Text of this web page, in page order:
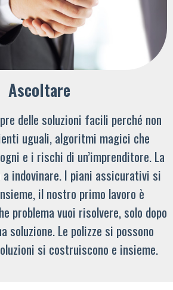
Ascoltare
delle soluzioni facili perché non
uguali, algoritmi magici che
e i rischi di un’imprenditore. La
indovinare. I piani assicurativi si
il nostro primo lavoro è
problema vuoi risolvere, solo dopo
soluzione. Le polizze si possono
si costruiscono e insieme.